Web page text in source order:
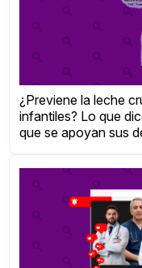
¿Previene la leche
infantiles? Lo que
que se apoyan sus